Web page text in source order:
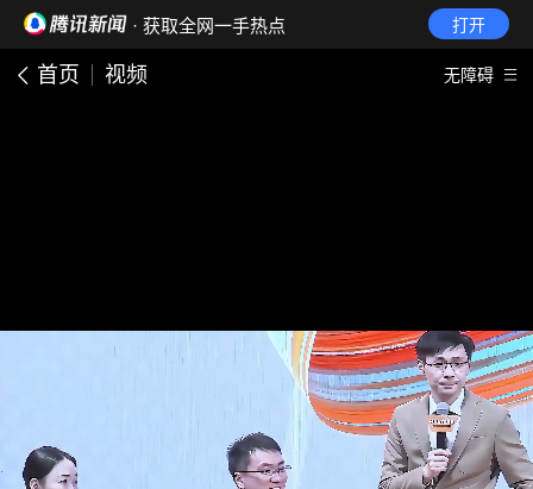
· 获取全网一手热点 打开
首页 视频 无障碍